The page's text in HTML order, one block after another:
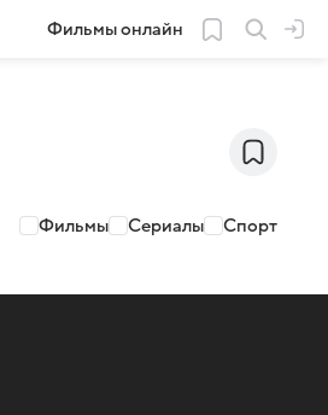
Фильмы онлайн
Фильмы Сериалы Спорт